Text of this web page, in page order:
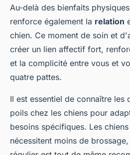
Au-delà des bienfaits
renforce également la relation
chien. Ce moment de soin et
créer un lien affectif fort,
et la complicité entre vous et
quatre pattes.
Il est essentiel de connaître les
poils chez les chiens pour
besoins spécifiques. Les
nécessitent moins de